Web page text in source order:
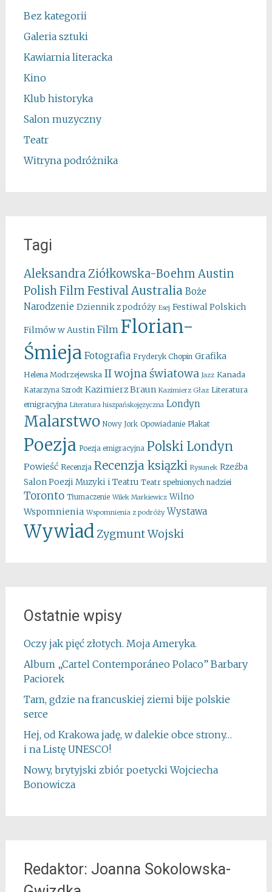
Bez kategorii
Galeria sztuki
Kawiarnia literacka
Kino
Klub historyka
Salon muzyczny
Teatr
Witryna podróżnika
Tagi
Aleksandra Ziółkowska-Boehm Austin
Polish Film Festival Australia Boże
Narodzenie Dziennik z podróży Esej Festiwal Polskich
Filmów w Austin Film Florian-
Śmieja Fotografia Fryderyk Chopin Grafika
Helena Modrzejewska II wojna światowa Jazz Kanada
Katarzyna Szrodt Kazimierz Braun Kazimierz Głaz Literatura
emigracyjna Literatura hiszpańskojęzyczna Londyn
Malarstwo Nowy Jork Opowiadanie Plakat
Poezja Poezja emigracyjna Polski Londyn
Powieść Recenzja Recenzja ksiązki Rysunek Rzeźba
Salon Poezji Muzyki i Teatru Teatr spełnionych nadziei
Toronto Tłumaczenie Wilek Markiewicz Wilno
Wspomnienia Wspomnienia z podróży Wystawa
WywiadZygmunt Wojski
Ostatnie wpisy
Oczy jak pięć złotych. Moja Ameryka.
Album „Cartel Contemporáneo Polaco” Barbary
Paciorek
Tam, gdzie na francuskiej ziemi bije polskie
serce
Hej, od Krakowa jadę, w dalekie obce strony…
i na Listę UNESCO!
Nowy, brytyjski zbiór poetycki Wojciecha
Bonowicza
Redaktor: Joanna Sokolowska-